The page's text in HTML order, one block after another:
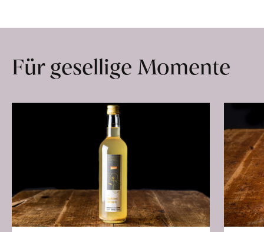
Hof
erfahren
Für gesellige Momente